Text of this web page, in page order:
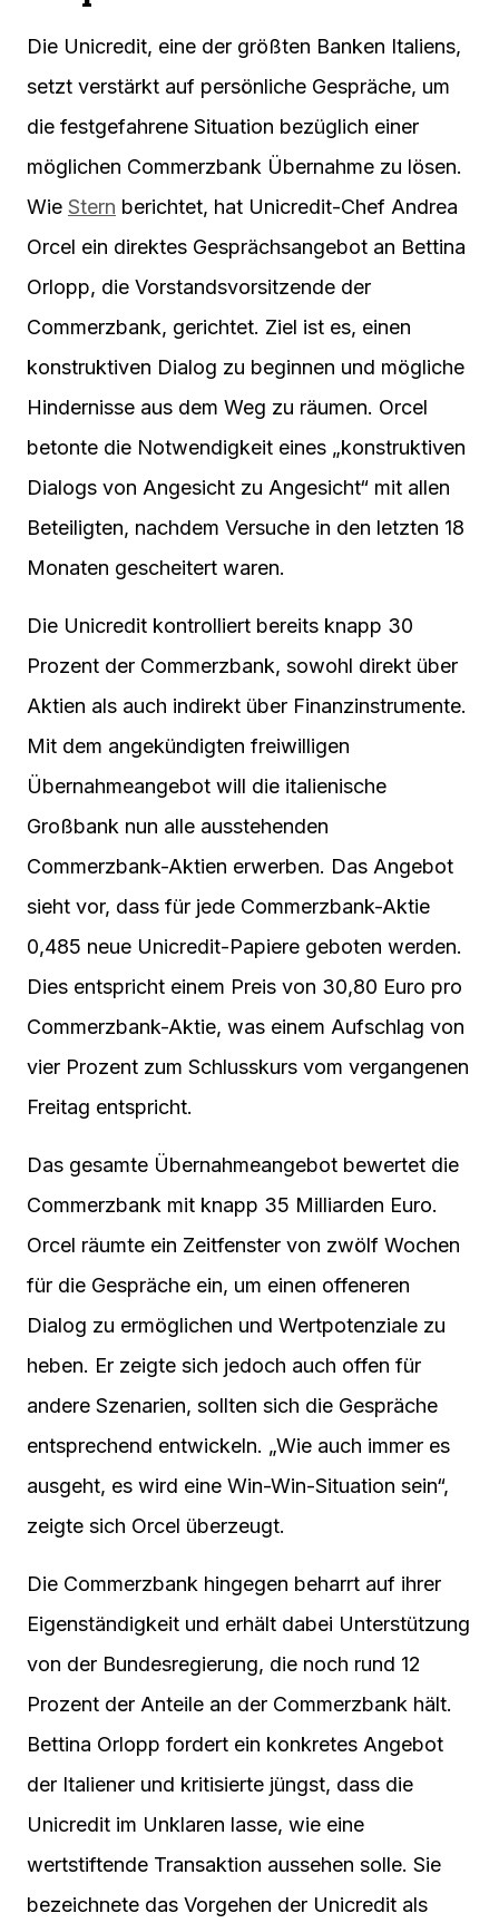
Die Unicredit, eine der größten Banken Italiens,
setzt verstärkt auf persönliche Gespräche, um
die festgefahrene Situation bezüglich einer
möglichen Commerzbank Übernahme zu lösen.
Wie Stern berichtet, hat Unicredit-Chef Andrea
Orcel ein direktes Gesprächsangebot an Bettina
Orlopp, die Vorstandsvorsitzende der
Commerzbank, gerichtet. Ziel ist es, einen
konstruktiven Dialog zu beginnen und mögliche
Hindernisse aus dem Weg zu räumen. Orcel
betonte die Notwendigkeit eines „konstruktiven
Dialogs von Angesicht zu Angesicht“ mit allen
Beteiligten, nachdem Versuche in den letzten 18
Monaten gescheitert waren.
Die Unicredit kontrolliert bereits knapp 30
Prozent der Commerzbank, sowohl direkt über
Aktien als auch indirekt über Finanzinstrumente.
Mit dem angekündigten freiwilligen
Übernahmeangebot will die italienische
Großbank nun alle ausstehenden
Commerzbank-Aktien erwerben. Das Angebot
sieht vor, dass für jede Commerzbank-Aktie
0,485 neue Unicredit-Papiere geboten werden.
Dies entspricht einem Preis von 30,80 Euro pro
Commerzbank-Aktie, was einem Aufschlag von
vier Prozent zum Schlusskurs vom vergangenen
Freitag entspricht.
Das gesamte Übernahmeangebot bewertet die
Commerzbank mit knapp 35 Milliarden Euro.
Orcel räumte ein Zeitfenster von zwölf Wochen
für die Gespräche ein, um einen offeneren
Dialog zu ermöglichen und Wertpotenziale zu
heben. Er zeigte sich jedoch auch offen für
andere Szenarien, sollten sich die Gespräche
entsprechend entwickeln. „Wie auch immer es
ausgeht, es wird eine Win-Win-Situation sein“,
zeigte sich Orcel überzeugt.
Die Commerzbank hingegen beharrt auf ihrer
Eigenständigkeit und erhält dabei Unterstützung
von der Bundesregierung, die noch rund 12
Prozent der Anteile an der Commerzbank hält.
Bettina Orlopp fordert ein konkretes Angebot
der Italiener und kritisierte jüngst, dass die
Unicredit im Unklaren lasse, wie eine
wertstiftende Transaktion aussehen solle. Sie
bezeichnete das Vorgehen der Unicredit als